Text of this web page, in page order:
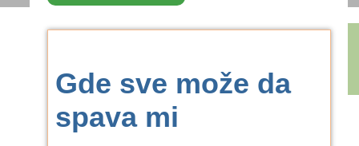
Gde sve može da
spava mi